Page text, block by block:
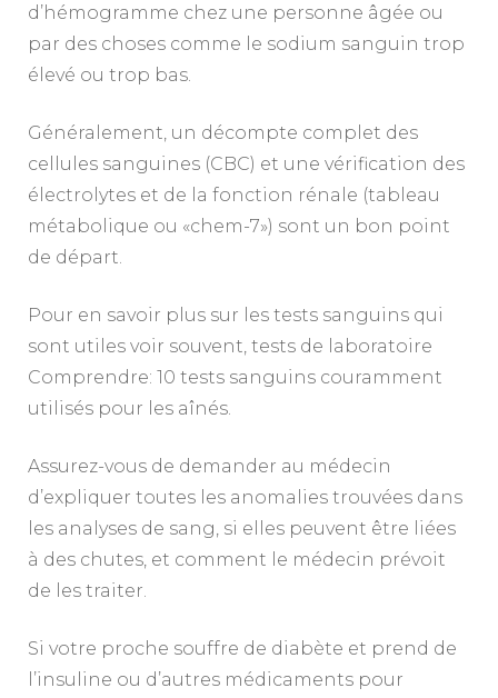
d’hémogramme chez une personne âgée ou
par des choses comme le sodium sanguin trop
élevé ou trop bas.
Généralement, un décompte complet des
cellules sanguines (CBC) et une vérification des
électrolytes et de la fonction rénale (tableau
métabolique ou «chem-7») sont un bon point
de départ.
Pour en savoir plus sur les tests sanguins qui
sont utiles voir souvent, tests de laboratoire
Comprendre: 10 tests sanguins couramment
utilisés pour les aînés.
Assurez-vous de demander au médecin
d’expliquer toutes les anomalies trouvées dans
les analyses de sang, si elles peuvent être liées
à des chutes, et comment le médecin prévoit
de les traiter.
Si votre proche souffre de diabète et prend de
l’insuline ou d’autres médicaments pour